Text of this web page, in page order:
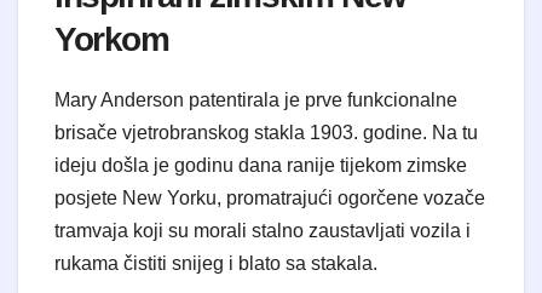
Yorkom
Mary Anderson patentirala je prve funkcionalne
brisače vjetrobranskog stakla 1903. godine. Na tu
ideju došla je godinu dana ranije tijekom zimske
posjete New Yorku, promatrajući ogorčene vozače
tramvaja koji su morali stalno zaustavljati vozila i
rukama čistiti snijeg i blato sa stakala.